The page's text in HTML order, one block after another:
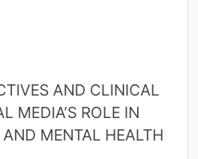
AND CLINICAL
MEDIA’S ROLE IN
MENTAL HEALTH